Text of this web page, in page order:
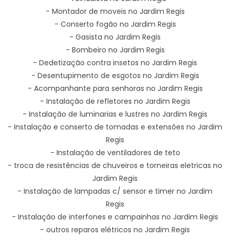
- Montador de moveis no Jardim Regis
- Conserto fogão no Jardim Regis
- Gasista no Jardim Regis
- Bombeiro no Jardim Regis
- Dedetização contra insetos no Jardim Regis
- Desentupimento de esgotos no Jardim Regis
- Acompanhante para senhoras no Jardim Regis
- Instalação de refletores no Jardim Regis
- Instalação de luminarias e lustres no Jardim Regis
- Instalação e conserto de tomadas e extensões no Jardim
Regis
- Instalação de ventiladores de teto
- troca de resistências de chuveiros e torneiras eletricas no
Jardim Regis
- Instalação de lampadas c/ sensor e timer no Jardim
Regis
- Instalação de interfones e campainhas no Jardim Regis
- outros reparos elétricos no Jardim Regis